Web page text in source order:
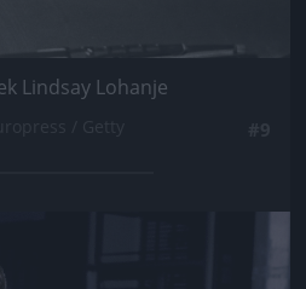
Lindsay Lohanje
kép!